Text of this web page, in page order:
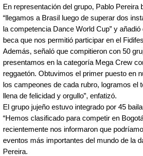
En representación del grupo, Pablo
“llegamos a Brasil luego de superar dos
la competencia Dance World Cup” y
beca que nos permitió participar en el
Además, señaló que compitieron con 50
presentamos en la categoría Mega Crew
reggaetón. Obtuvimos el primer puesto en
los campeones de cada rubro, logramos el
llena de felicidad y orgullo”, enfatizó.
El grupo jujeño estuvo integrado por 45
“Hemos clasificado para competir en
recientemente nos informaron que
eventos más importantes del mundo de la
Pereira.